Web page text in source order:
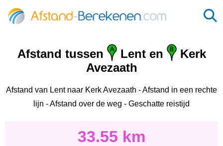
Afstand tussen Lent en
Kerk
Avezaath
Afstand van Lent naar Kerk Avezaath - Afstand in een rechte
lijn - Afstand over de weg - Geschatte reistijd
33.55 km